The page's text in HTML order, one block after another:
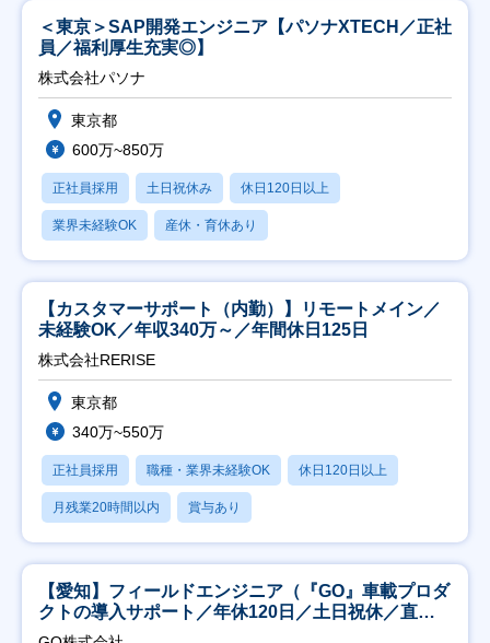
＜東京＞SAP開発エンジニア【パソナXTECH／正社
員／福利厚生充実◎】
株式会社パソナ
東京都
600万~850万
正社員採用 土日祝休み 休日120日以上
業界未経験OK 産休・育休あり
【カスタマーサポート（内勤）】リモートメイン／
未経験OK／年収340万～／年間休日125日
株式会社RERISE
東京都
340万~550万
正社員採用 職種・業界未経験OK 休日120日以上
月残業20時間以内 賞与あり
【愛知】フィールドエンジニア（『GO』車載プロダ
クトの導入サポート／年休120日／土日祝休／直行
直帰